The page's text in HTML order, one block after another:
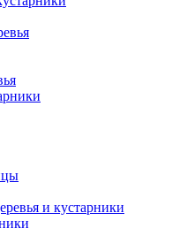
и кустарники